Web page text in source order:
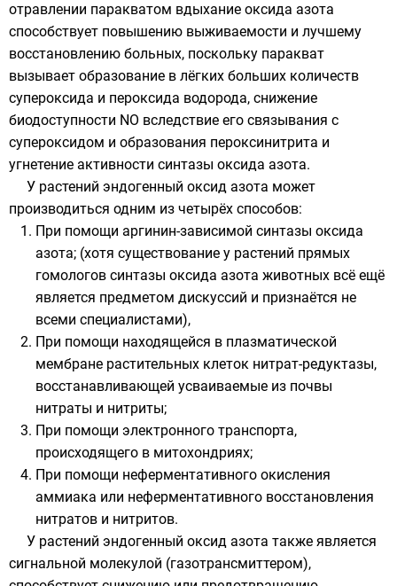
отравлении паракватом вдыхание оксида азота
способствует повышению выживаемости и лучшему
восстановлению больных, поскольку паракват
вызывает образование в лёгких больших количеств
супероксида и пероксида водорода, снижение
биодоступности NO вследствие его связывания с
супероксидом и образования пероксинитрита и
угнетение активности синтазы оксида азота.
У растений эндогенный оксид азота может
производиться одним из четырёх способов:
При помощи аргинин-зависимой синтазы оксида
азота; (хотя существование у растений прямых
гомологов синтазы оксида азота животных всё ещё
является предметом дискуссий и признаётся не
всеми специалистами),
При помощи находящейся в плазматической
мембране растительных клеток нитрат-редуктазы,
восстанавливающей усваиваемые из почвы
нитраты и нитриты;
При помощи электронного транспорта,
происходящего в митохондриях;
При помощи неферментативного окисления
аммиака или неферментативного восстановления
нитратов и нитритов.
У растений эндогенный оксид азота также является
сигнальной молекулой (газотрансмиттером),